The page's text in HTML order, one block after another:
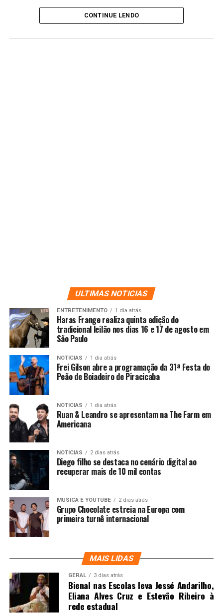
CONTINUE LENDO
ULTIMAS NOTICIAS
ENTRETENIMENTO 1 dia atrás
Haras Frange realiza quinta edição do
tradicional leilão nos dias 16 e 17 de agosto em
São Paulo
NOTICIAS 1 dia atrás
Frei Gilson abre a programação da 31ª Festa do
Peão de Boiadeiro de Piracicaba
NOTICIAS 1 dia atrás
Ruan & Leandro se apresentam na The Farm em
Americana
NOTICIAS 2 dias atrás
Diego filho se destaca no cenário digital ao
recuperar mais de 10 mil contas
MUSICA E YOUTUBE 2 dias atrás
Grupo Chocolate estreia na Europa com
primeira turnê internacional
MAIS LIDAS
GERAL 3 dias atrás
Bienal nas Escolas leva Jessé Andarilho,
Eliana Alves Cruz e Estevão Ribeiro à
rede estadual